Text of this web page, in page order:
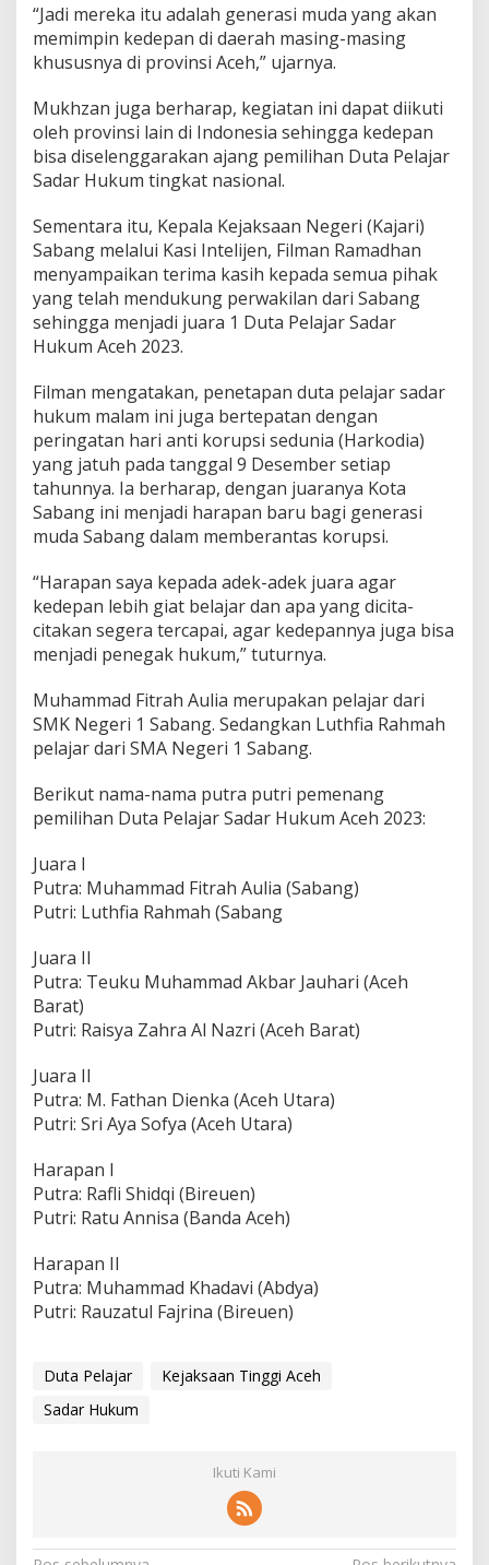
“Jadi mereka itu adalah generasi muda yang akan
memimpin kedepan di daerah masing-masing
khususnya di provinsi Aceh,” ujarnya.
Mukhzan juga berharap, kegiatan ini dapat diikuti
oleh provinsi lain di Indonesia sehingga kedepan
bisa diselenggarakan ajang pemilihan Duta Pelajar
Sadar Hukum tingkat nasional.
Sementara itu, Kepala Kejaksaan Negeri (Kajari)
Sabang melalui Kasi Intelijen, Filman Ramadhan
menyampaikan terima kasih kepada semua pihak
yang telah mendukung perwakilan dari Sabang
sehingga menjadi juara 1 Duta Pelajar Sadar
Hukum Aceh 2023.
Filman mengatakan, penetapan duta pelajar sadar
hukum malam ini juga bertepatan dengan
peringatan hari anti korupsi sedunia (Harkodia)
yang jatuh pada tanggal 9 Desember setiap
tahunnya. Ia berharap, dengan juaranya Kota
Sabang ini menjadi harapan baru bagi generasi
muda Sabang dalam memberantas korupsi.
“Harapan saya kepada adek-adek juara agar
kedepan lebih giat belajar dan apa yang dicita-
citakan segera tercapai, agar kedepannya juga bisa
menjadi penegak hukum,” tuturnya.
Muhammad Fitrah Aulia merupakan pelajar dari
SMK Negeri 1 Sabang. Sedangkan Luthfia Rahmah
pelajar dari SMA Negeri 1 Sabang.
Berikut nama-nama putra putri pemenang
pemilihan Duta Pelajar Sadar Hukum Aceh 2023:
Juara I
Putra: Muhammad Fitrah Aulia (Sabang)
Putri: Luthfia Rahmah (Sabang
Juara II
Putra: Teuku Muhammad Akbar Jauhari (Aceh
Barat)
Putri: Raisya Zahra Al Nazri (Aceh Barat)
Juara II
Putra: M. Fathan Dienka (Aceh Utara)
Putri: Sri Aya Sofya (Aceh Utara)
Harapan I
Putra: Rafli Shidqi (Bireuen)
Putri: Ratu Annisa (Banda Aceh)
Harapan II
Putra: Muhammad Khadavi (Abdya)
Putri: Rauzatul Fajrina (Bireuen)
Duta Pelajar
Kejaksaan Tinggi Aceh
Sadar Hukum
Ikuti Kami